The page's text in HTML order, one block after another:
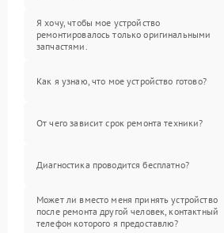
Я хочу, чтобы мое устройство
ремонтировалось только оригинальными
запчастями.
Как я узнаю, что мое устройство готово?
От чего зависит срок ремонта техники?
Диагностика проводится бесплатно?
Может ли вместо меня принять устройство
после ремонта другой человек, контактный
телефон которого я предоставлю?